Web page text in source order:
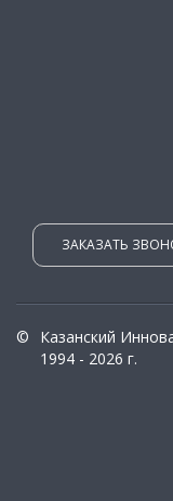
ЗАКАЗАТЬ
©
Казанский
1994 - 2026 г.